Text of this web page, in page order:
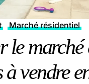
Marché résidentiel
le marché
à vendre